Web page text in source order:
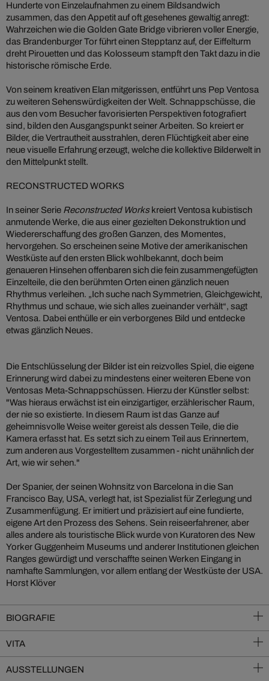
Hunderte von Einzelaufnahmen zu einem Bildsandwich
zusammen, das den Appetit auf oft gesehenes gewaltig anregt:
Wahrzeichen wie die Golden Gate Bridge vibrieren voller Energie,
das Brandenburger Tor führt einen Stepptanz auf, der Eiffelturm
dreht Pirouetten und das Kolosseum stampft den Takt dazu in die
historische römische Erde.
Von seinem kreativen Elan mitgerissen, entführt uns Pep Ventosa
zu weiteren Sehenswürdigkeiten der Welt. Schnappschüsse, die
aus den vom Besucher favorisierten Perspektiven fotografiert
sind, bilden den Ausgangspunkt seiner Arbeiten. So kreiert er
Bilder, die Vertrautheit ausstrahlen, deren Flüchtigkeit aber eine
neue visuelle Erfahrung erzeugt, welche die kollektive Bilderwelt in
den Mittelpunkt stellt.
RECONSTRUCTED WORKS
In seiner Serie Reconstructed Workskreiert Ventosa kubistisch
anmutende Werke, die aus einer gezielten Dekonstruktion und
Wiedererschaffung des großen Ganzen, des Momentes,
hervorgehen. So erscheinen seine Motive der amerikanischen
Westküste auf den ersten Blick wohlbekannt, doch beim
genaueren Hinsehen offenbaren sich die fein zusammengefügten
Einzelteile, die den berühmten Orten einen gänzlich neuen
Rhythmus verleihen. „Ich suche nach Symmetrien, Gleichgewicht,
Rhythmus und schaue, wie sich alles zueinander verhält“, sagt
Ventosa. Dabei enthülle er ein verborgenes Bild und entdecke
etwas gänzlich Neues.
Die Entschlüsselung der Bilder ist ein reizvolles Spiel, die eigene
Erinnerung wird dabei zu mindestens einer weiteren Ebene von
Ventosas Meta-Schnappschüssen. Hierzu der Künstler selbst:
"Was hieraus erwächst ist ein einzigartiger, erzählerischer Raum,
der nie so existierte. In diesem Raum ist das Ganze auf
geheimnisvolle Weise weiter gereist als dessen Teile, die die
Kamera erfasst hat. Es setzt sich zu einem Teil aus Erinnertem,
zum anderen aus Vorgestelltem zusammen - nicht unähnlich der
Art, wie wir sehen."
Der Spanier, der seinen Wohnsitz von Barcelona in die San
Francisco Bay, USA, verlegt hat, ist Spezialist für Zerlegung und
Zusammenfügung. Er imitiert und präzisiert auf eine fundierte,
eigene Art den Prozess des Sehens. Sein reiseerfahrener, aber
alles andere als touristische Blick wurde von Kuratoren des New
Yorker Guggenheim Museums und anderer Institutionen gleichen
Ranges gewürdigt und verschaffte seinen Werken Eingang in
namhafte Sammlungen, vor allem entlang der Westküste der USA.
Horst Klöver
BIOGRAFIE
VITA
AUSSTELLUNGEN